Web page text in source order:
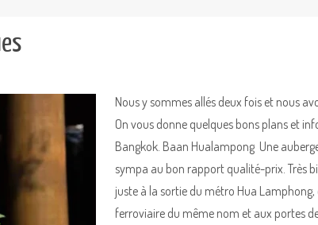
Nous y sommes allés deux fois et nous
On vous donne quelques bons plans et
Bangkok. Baan Hualampong Une
sympa au bon rapport qualité-prix. Très
juste à la sortie du métro Hua Lamphong,
ferroviaire du même nom et aux portes